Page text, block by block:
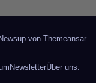
von Themeansar
NewsletterÜber uns: